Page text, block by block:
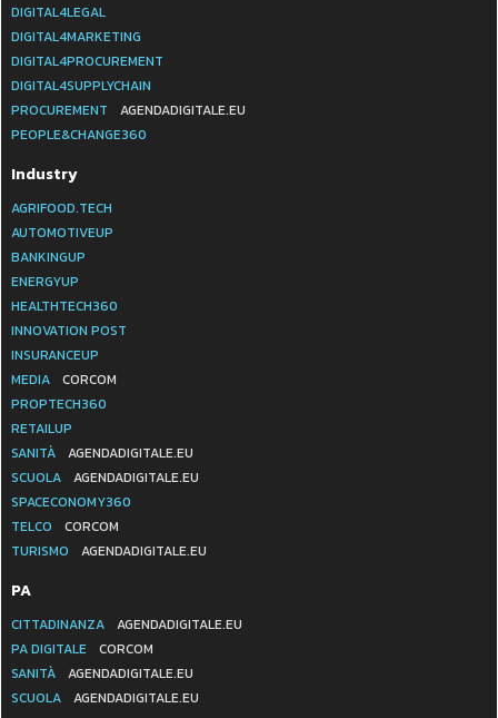
DIGITAL4LEGAL
DIGITAL4MARKETING
DIGITAL4PROCUREMENT
DIGITAL4SUPPLYCHAIN
PROCUREMENT
AGENDADIGITALE.EU
PEOPLE&CHANGE360
Industry
AGRIFOOD.TECH
AUTOMOTIVEUP
BANKINGUP
ENERGYUP
HEALTHTECH360
INNOVATION POST
INSURANCEUP
MEDIA
CORCOM
PROPTECH360
RETAILUP
SANITÀ
AGENDADIGITALE.EU
SCUOLA
AGENDADIGITALE.EU
SPACECONOMY360
TELCO
CORCOM
TURISMO
AGENDADIGITALE.EU
PA
CITTADINANZA
AGENDADIGITALE.EU
PA DIGITALE
CORCOM
SANITÀ
AGENDADIGITALE.EU
SCUOLA
AGENDADIGITALE.EU